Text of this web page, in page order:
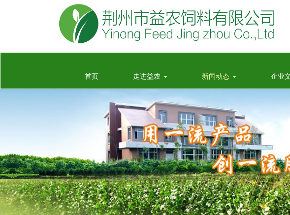
首页(current) 走进益农 新闻动态 企业
约附近学生100元3小时电话——是500元一个小时不限次 附近约100元
度-百科
微信附近的人怎么找茶 2014年度“科
微信二维码叫小妹150电话-同城叫小妹电话号码-微信快约
100元是真的吗-小妹服务
同城喝茶的服